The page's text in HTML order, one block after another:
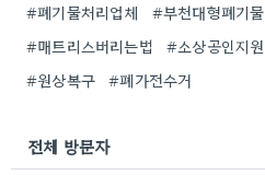
#폐기물처리업체 #부천대형폐기물
#매트리스버리는법
#소상공인지원
#원상복구
#폐가전수거
전체 방문자